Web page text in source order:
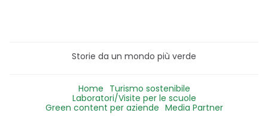
Storie da un mondo più verde
Home Turismo sostenibile
Laboratori/Visite per le scuole
Green content per aziende Media Partner